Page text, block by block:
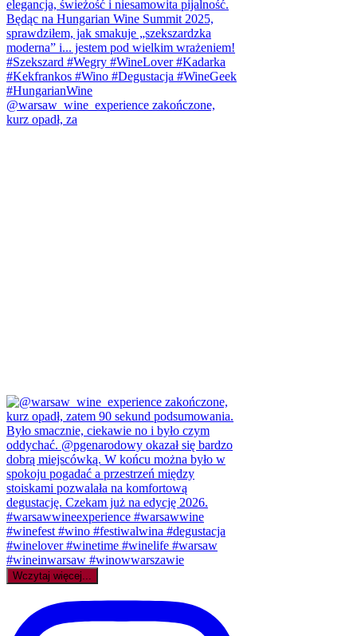
@warsaw_wine_experience zakończone,
kurz opadł, za
Wczytaj więcej...